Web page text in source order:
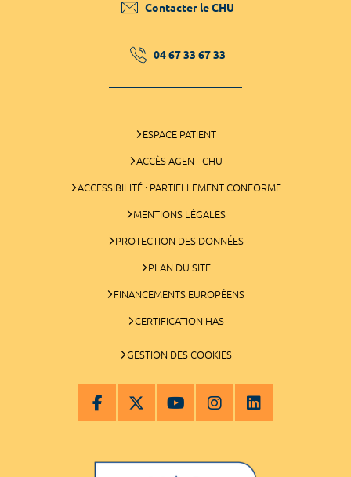
Contacter le CHU
04 67 33 67 33
ESPACE PATIENT
ACCÈS AGENT CHU
ACCESSIBILITÉ : PARTIELLEMENT CONFORME
MENTIONS LÉGALES
PROTECTION DES DONNÉES
PLAN DU SITE
FINANCEMENTS EUROPÉENS
CERTIFICATION HAS
GESTION DES COOKIES